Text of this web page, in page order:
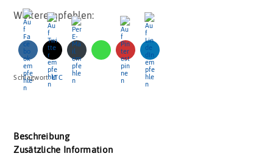
Weiterempfehlen:
Schlagwort:LTC
Beschreibung
Zusätzliche Information